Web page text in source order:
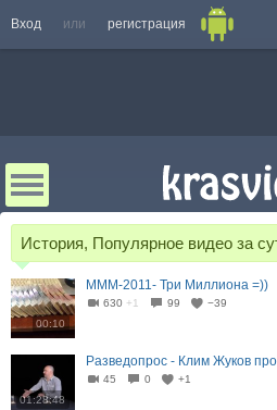
Вход или регистрация
История, Популярное видео за
00:10
МММ-2011- Три Миллиона =))
630 +1 99 −39
01:28:48
Разведопрос - Клим Жуков
45 0 +1